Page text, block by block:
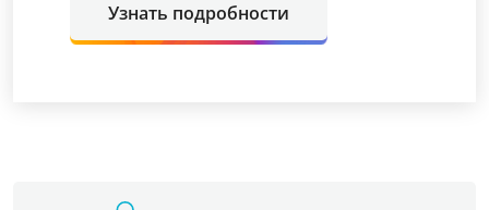
Узнать подробности